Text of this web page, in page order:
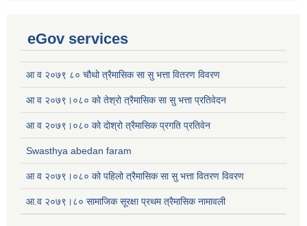
eGov services
आ व २०७९ ८० चौथो त्रैमासिक सा सु भत्ता वितरण विवरण
आ व २०७९।०८० को तेश्रो त्रैमासिक सा सु भत्ता प्रतिवेदन
आ व २०७९।०८० को दोश्रो त्रैमासिक प्रगति प्रतिवेन
Swasthya abedan faram
आ व २०७९।०८० को पहिलो त्रैमासिक सा सु भत्ता वितरण विवरण
आ.व २०७९।८० सामाजिक सूरक्षा प्रथम त्रैमासिक नामावली